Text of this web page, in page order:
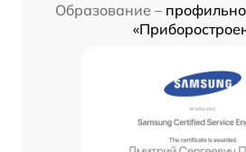
Образование –